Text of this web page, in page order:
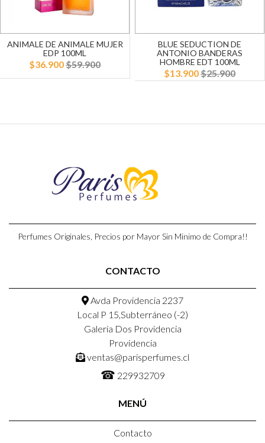
ANIMALE DE ANIMALE MUJER
EDP 100ML
$36.900$59.900
BLUE SEDUCTION DE
ANTONIO BANDERAS
HOMBRE EDT 100ML
$13.900$25.900
Perfumes Originales, Precios por Mayor Sin Minimo de Compra!!
CONTACTO
Avda Providencia 2237
Local P 15,Subterráneo (-2)
Galeria Dos Providencia
Providencia
ventas@parisperfumes.cl
☎ 229932709
MENÚ
Contacto